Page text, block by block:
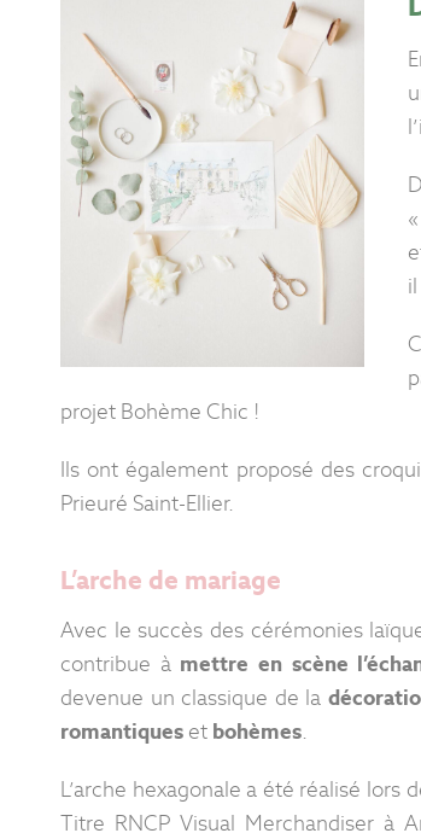
projet Bohème Chic !
Ils ont également proposé des
Prieuré Saint-Ellier.
L’arche de mariage
Avec le succès des cérémonies
contribue à mettre en scène
devenue un classique de la
romantiques et bohèmes.
L’arche hexagonale a été réalisé
Titre RNCP Visual Merchandiser à